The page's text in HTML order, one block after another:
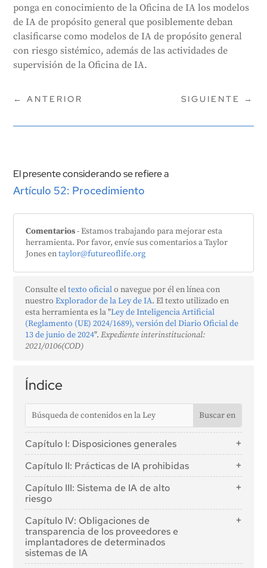
Índice
Capítulo I: Disposiciones generales
Artículo 1: Objeto
Artículo 2: Ámbito de aplicación
Artículo 3: Definiciones
Artículo 4: Alfabetización en IA
Capítulo II: Prácticas de IA prohibidas
Artículo 5: Prácticas de IA prohibidas
Capítulo III: Sistema de IA de alto
riesgo
Sección 1: Clasificación de los sistemas de IA como
de alto riesgo
Artículo 6: Normas de clasificación de los sistemas
de IA de alto riesgo
Capítulo IV: Obligaciones de
transparencia de los proveedores e
implantadores de determinados
sistemas de IA
ponga en conocimiento de la Oficina de IA los modelos
de IA de propósito general que posiblemente deban
clasificarse como modelos de IA de propósito general
con riesgo sistémico, además de las actividades de
supervisión de la Oficina de IA.
←ANTERIOR SIGUIENTE →
El presente considerando se refiere a
Artículo 52: Procedimiento
Comentarios- Estamos trabajando para mejorar esta
herramienta. Por favor, envíe sus comentarios a Taylor
Jones entaylor@futureoflife.org
Consulte eltexto oficialo navegue por él en línea con
nuestroExplorador de la Ley de IA. El texto utilizado en
esta herramienta es la "Ley de Inteligencia Artificial
(Reglamento (UE) 2024/1689), versión del Diario Oficial de
13 de junio de 2024".Expediente interinstitucional:
2021/0106(COD)